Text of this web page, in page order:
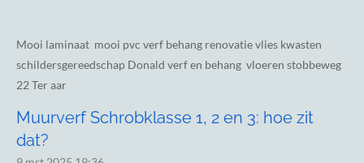
Mooi laminaat mooi pvc verf behang renovatie vlies kwasten
schildersgereedschap Donald verf en behang vloeren stobbeweg
22 Ter aar
Muurverf Schrobklasse 1, 2 en 3: hoe zit
dat?